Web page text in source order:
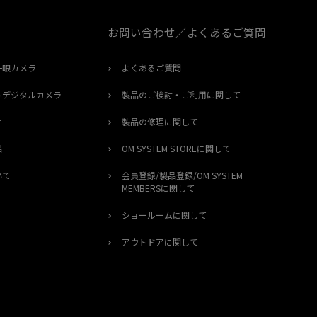
カメラ
ジタルカメラ
お問い合わせ／よくあるご質問
よくあるご質問
製品のご検討・ご利用に関して
製品の修理に関して
OM SYSTEM STOREに関して
会員登録/製品登録/OM SYSTEM
MEMBERSに関して
ショールームに関して
アウトドアに関して